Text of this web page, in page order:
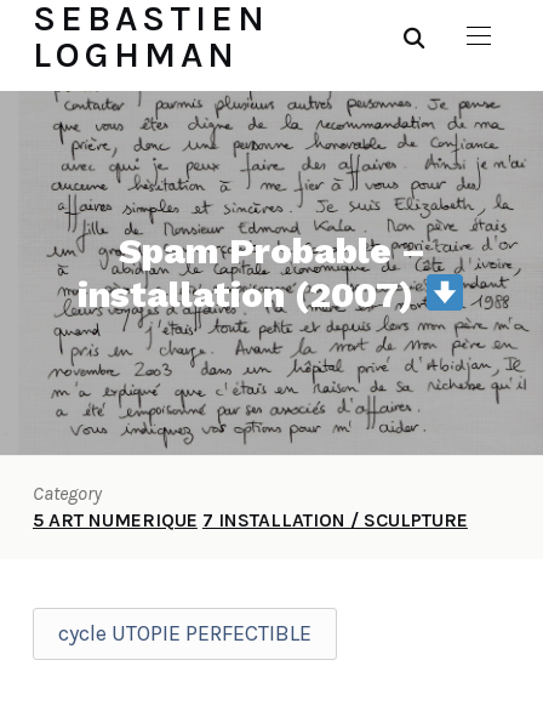
SEBASTIEN
LOGHMAN
Spam Probable –
installation (2007)
Category
5 ART NUMERIQUE 7 INSTALLATION / SCULPTURE
cycle UTOPIE PERFECTIBLE